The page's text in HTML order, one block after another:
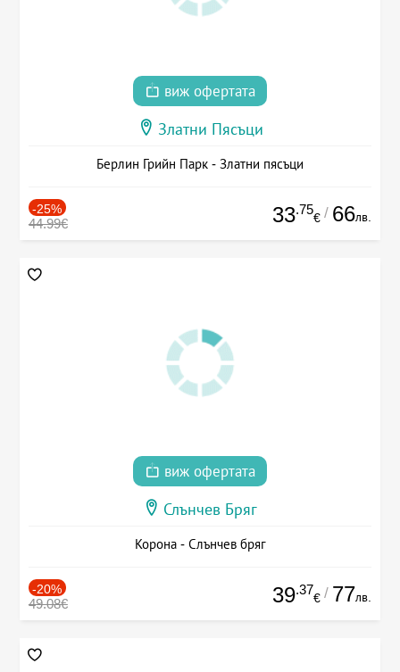
виж офертата
Златни Пясъци
Берлин Грийн Парк - Златни пясъци
-25%
44.99€ 33.75
€ / 66лв.
виж офертата
Слънчев Бряг
Корона - Слънчев бряг
-20%
49.08€ 39.37
€ / 77лв.